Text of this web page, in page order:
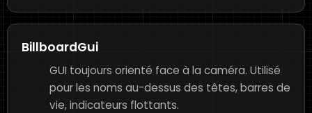
BillboardGui
GUI toujours orienté face à la caméra. Utilisé
pour les noms au-dessus des têtes, barres de
vie, indicateurs flottants.